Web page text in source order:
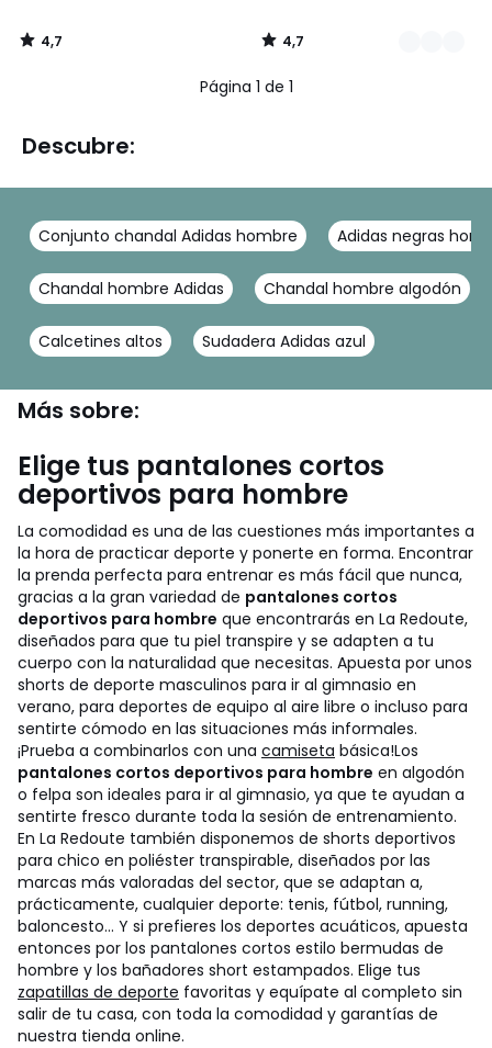
4,7
/
4,7
/
Página 1 de 1
Descubre:
Conjunto chandal Adidas hombre Adidas negras
Chandal hombre Adidas Chandal hombre algodón
Calcetines altos Sudadera Adidas azul
Más sobre:
Elige tus pantalones cortos
deportivos para hombre
La comodidad es una de las cuestiones más importantes a
la hora de practicar deporte y ponerte en forma. Encontrar
la prenda perfecta para entrenar es más fácil que nunca,
gracias a la gran variedad de pantalones cortos
deportivos para hombre que encontrarás en La Redoute,
diseñados para que tu piel transpire y se adapten a tu
cuerpo con la naturalidad que necesitas. Apuesta por unos
shorts de deporte masculinos para ir al gimnasio en
verano, para deportes de equipo al aire libre o incluso para
sentirte cómodo en las situaciones más informales.
¡Prueba a combinarlos con una camiseta básica!Los
pantalones cortos deportivos para hombre en algodón
o felpa son ideales para ir al gimnasio, ya que te ayudan a
sentirte fresco durante toda la sesión de entrenamiento.
En La Redoute también disponemos de shorts deportivos
para chico en poliéster transpirable, diseñados por las
marcas más valoradas del sector, que se adaptan a,
prácticamente, cualquier deporte: tenis, fútbol, running,
baloncesto… Y si prefieres los deportes acuáticos, apuesta
entonces por los pantalones cortos estilo bermudas de
hombre y los bañadores short estampados. Elige tus
zapatillas de deporte favoritas y equípate al completo sin
salir de tu casa, con toda la comodidad y garantías de
nuestra tienda online.